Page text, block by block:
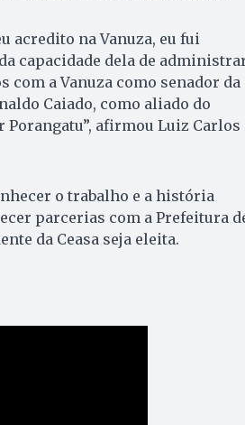
acredito na Vanuza, eu fui
capacidade dela de
com a Vanuza como senador da
Caiado, como aliado do
afirmou Luiz Carlos
o trabalho e a história
parcerias com a Prefeitura
da Ceasa seja eleita.